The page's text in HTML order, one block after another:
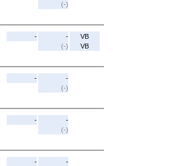
(-)
-
-
(-)
VB
VB
-
-
(-)
-
-
(-)
-
-